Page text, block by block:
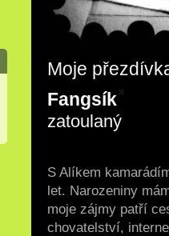
Moje
Fangsík
zatoulaný
S Alíkem
let. Narozeniny
moje zájmy patří
chovatelství,